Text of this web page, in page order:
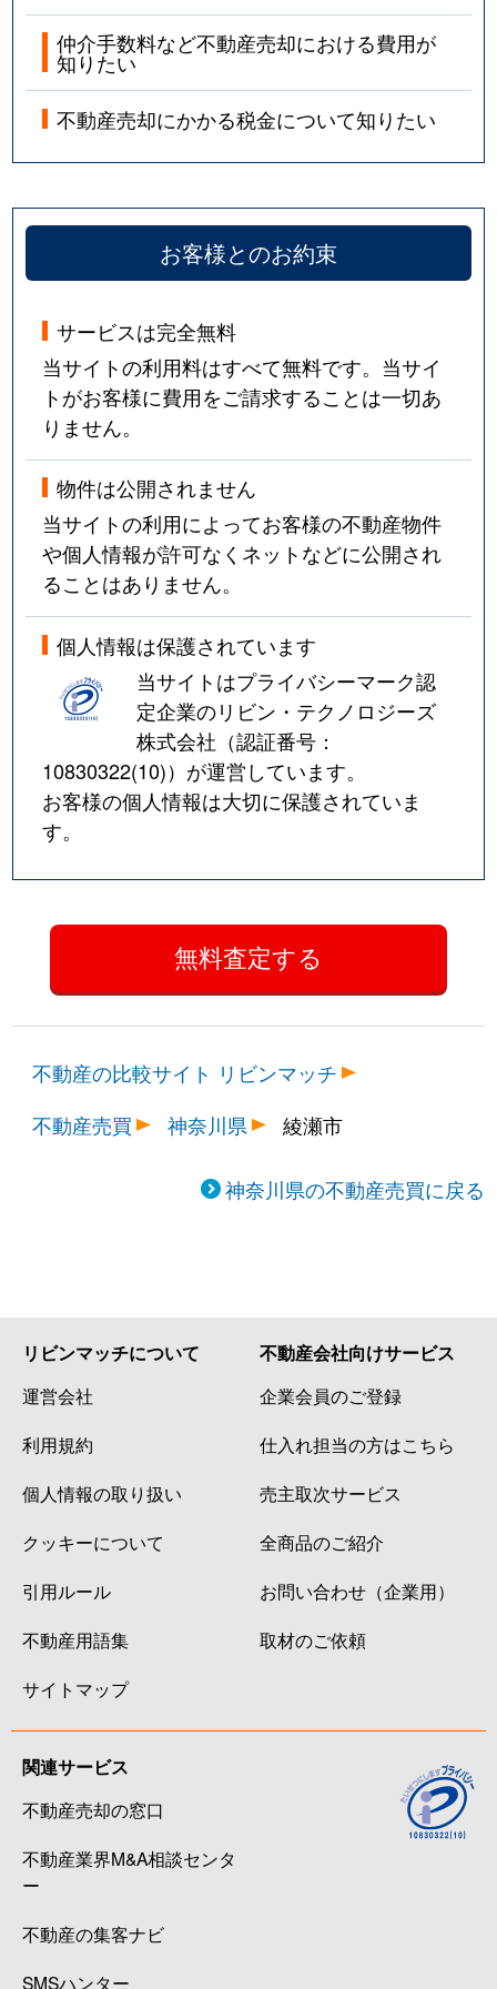
仲介手数料など不動産売却における費用が
知りたい
不動産売却にかかる税金について知りたい
お客様とのお約束
サービスは完全無料
当サイトの利用料はすべて無料です。当サイ
トがお客様に費用をご請求することは一切あ
りません。
物件は公開されません
当サイトの利用によってお客様の不動産物件
や個人情報が許可なくネットなどに公開され
ることはありません。
個人情報は保護されています
当サイトはプライバシーマーク認
定企業のリビン・テクノロジーズ
株式会社（認証番号：
10830322(10)）が運営しています。
お客様の個人情報は大切に保護されていま
す。
不動産の比較サイト リビンマッチ
不動産売買
神奈川県 綾瀬市
神奈川県の不動産売買に戻る
リビンマッチについて
運営会社
利用規約
個人情報の取り扱い
クッキーについて
引用ルール
不動産用語集
サイトマップ
不動産会社向けサービス
企業会員のご登録
仕入れ担当の方はこちら
売主取次サービス
全商品のご紹介
お問い合わせ（企業用）
取材のご依頼
関連サービス
不動産売却の窓口
不動産業界M&A相談センタ
ー
不動産の集客ナビ
SMSハンター